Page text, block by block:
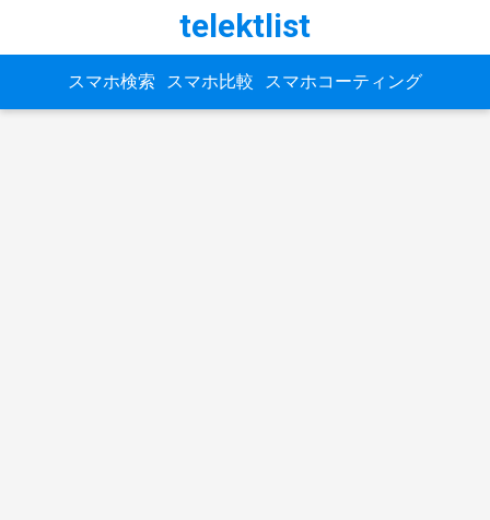
telektlist
スマホ検索 スマホ比較 スマホコーティング